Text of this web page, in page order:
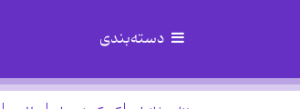
دسته‌بندی